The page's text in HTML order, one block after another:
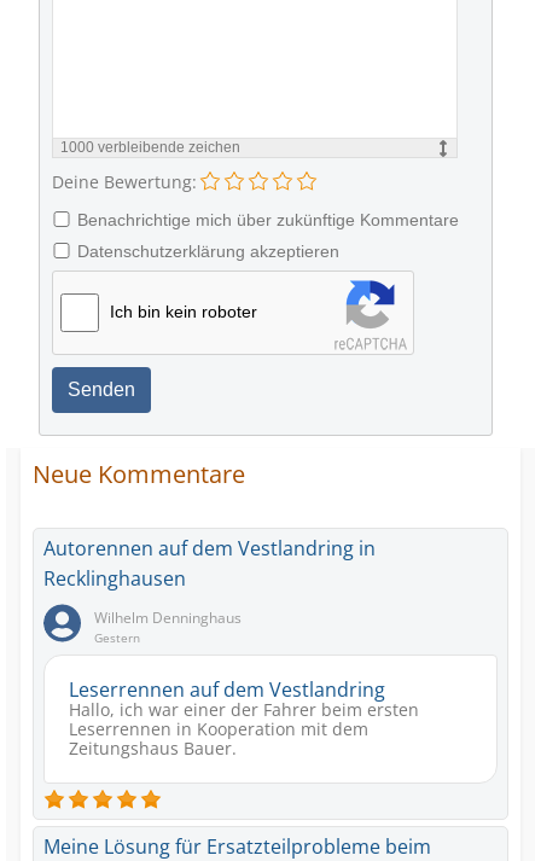
1000 verbleibende zeichen
Deine Bewertung:
Benachrichtige mich über zukünftige Kommentare
Datenschutzerklärung akzeptieren
Ich bin kein roboter
Senden
Neue Kommentare
Autorennen auf dem Vestlandring in
Recklinghausen
Wilhelm Denninghaus
Gestern
Leserrennen auf dem Vestlandring
Hallo, ich war einer der Fahrer beim ersten
Leserrennen in Kooperation mit dem
Zeitungshaus Bauer.
Meine Lösung für Ersatzteilprobleme beim